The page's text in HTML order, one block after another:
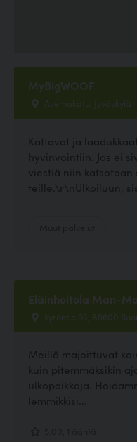
MyBigWOOF
Asemakatu, Jyväskylä
Kattavat ja
hyvinvointiin. Jos ei
viestiä niin katsotaan
teille.\r\nUlkoiluun,
Eläinhoitola Man-
Kyröntie 93, 89600
Meillä majoittuvat
kuin pitemmäksikin
ulkopaikkoja.
lemmikkisi...